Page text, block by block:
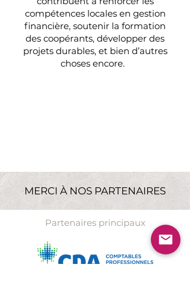
compétences locales en gestion
financière, soutenir la formation
des coopérants, développer des
projets durables, et bien d’autres
choses encore.
MERCI À NOS PARTENAIRES
Partenaires principaux